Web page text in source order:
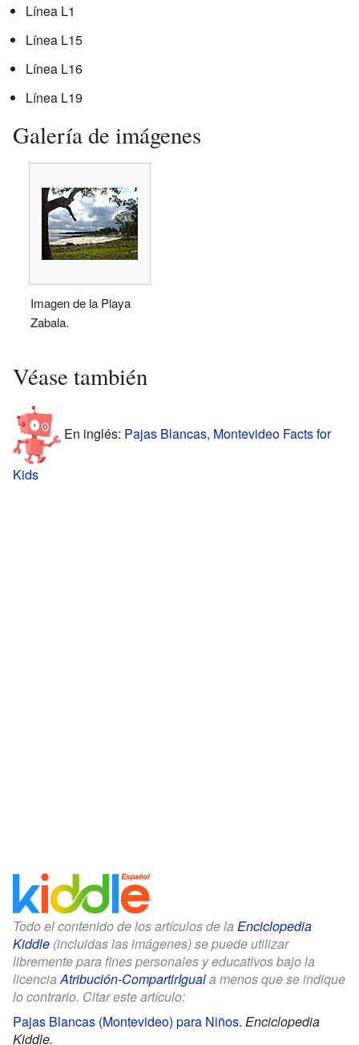
Línea L1
Línea L15
Línea L16
Línea L19
Galería de imágenes
Imagen de la Playa
Zabala.
Véase también
En inglés: Pajas Blancas, Montevideo Facts for
Kids
Todo el contenido de los artículos de la Enciclopedia
Kiddle (incluidas las imágenes) se puede utilizar
libremente para fines personales y educativos bajo la
licencia Atribución-CompartirIguala menos que se indique
lo contrario. Citar este artículo:
Pajas Blancas (Montevideo) para Niños. Enciclopedia
Kiddle.